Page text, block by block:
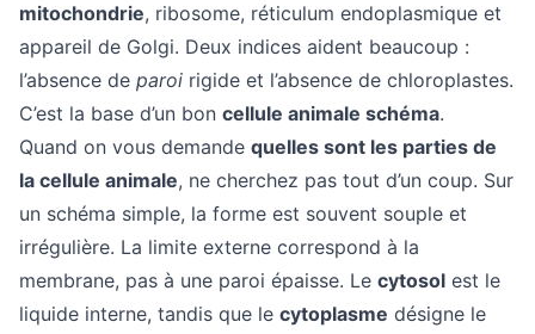
mitochondrie, ribosome, réticulum endoplasmique et
appareil de Golgi. Deux indices aident beaucoup :
l’absence de paroi rigide et l’absence de chloroplastes.
C’est la base d’un bon cellule animale schéma.
Quand on vous demande quelles sont les parties de
la cellule animale, ne cherchez pas tout d’un coup. Sur
un schéma simple, la forme est souvent souple et
irrégulière. La limite externe correspond à la
membrane, pas à une paroi épaisse. Le cytosol est le
liquide interne, tandis que le cytoplasme désigne le